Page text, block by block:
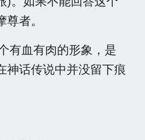
者。
有血有肉的形象，是
神话传说中并没留下痕